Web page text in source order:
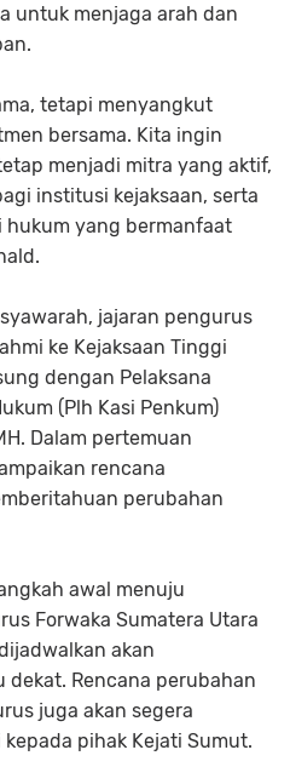
untuk menjaga arah dan
tetapi menyangkut
bersama. Kita ingin
menjadi mitra yang aktif,
institusi kejaksaan, serta
hukum yang bermanfaat
jajaran pengurus
ke Kejaksaan Tinggi
dengan Pelaksana
(Plh Kasi Penkum)
Dalam pertemuan
rencana
perubahan
awal menuju
Forwaka Sumatera Utara
akan
dekat. Rencana perubahan
juga akan segera
pihak Kejati Sumut.